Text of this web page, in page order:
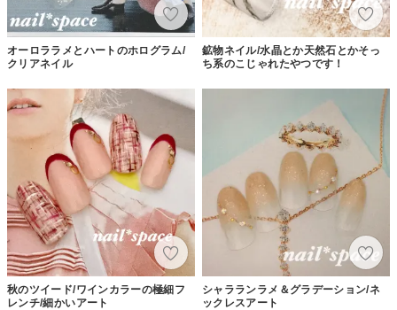
オーロララメとハートのホログラム/
クリアネイル
鉱物ネイル/水晶とか天然石とかそっ
ち系のこじゃれたやつです！
秋のツイード/ワインカラーの極細フ
レンチ/細かいアート
シャラランラメ＆グラデーション/ネ
ックレスアート